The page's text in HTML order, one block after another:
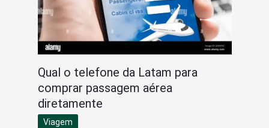
Qual o telefone da Latam para
comprar passagem aérea
diretamente
Viagem